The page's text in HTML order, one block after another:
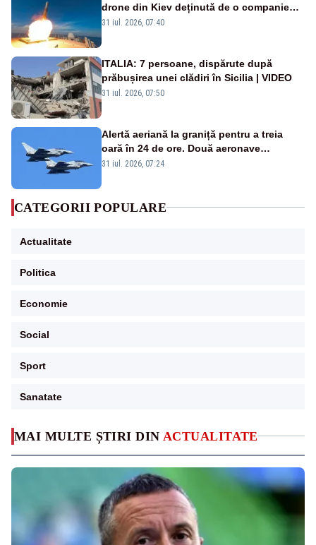
MAI MULTE ȘTIRI DIN ACTUALITATE
drone din Kiev deținută de o companie
americană, distrusă de o rachetă
31 iul. 2026, 07:40
ITALIA: 7 persoane, dispărute după
prăbușirea unei clădiri în Sicilia | VIDEO
31 iul. 2026, 07:50
Alertă aeriană la graniță pentru a treia
oară în 24 de ore. Două aeronave
Eurofighter britanice au fost ridicate de la
31 iul. 2026, 07:24
CATEGORII POPULARE
Actualitate
Politica
Economie
Social
Sport
Sanatate